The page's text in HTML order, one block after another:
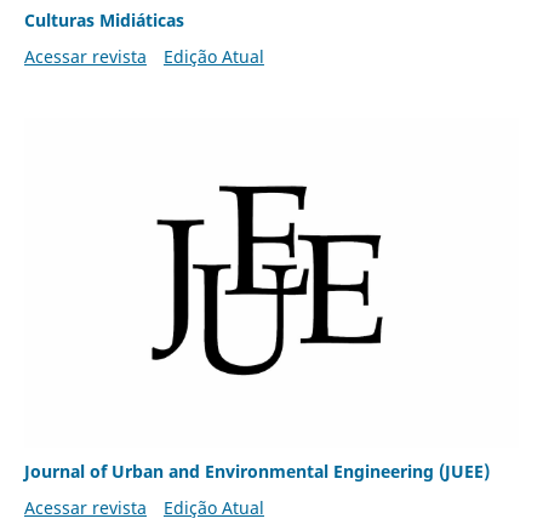
Culturas Midiáticas
Acessar revista
Edição Atual
Journal of Urban and Environmental Engineering (JUEE)
Acessar revista
Edição Atual